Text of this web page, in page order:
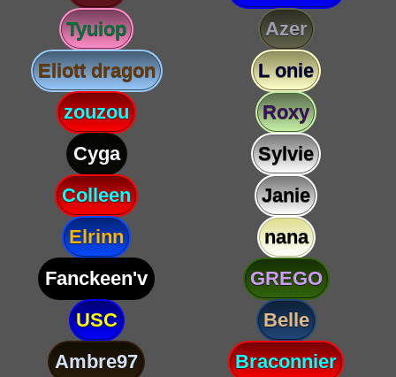
Tyuiop
Azer
Eliott dragon
L onie
zouzou
Roxy
Cyga
Sylvie
Colleen
Janie
Elrinn
nana
Fanckeen'v
GREGO
USC
Belle
Ambre97
Braconnier